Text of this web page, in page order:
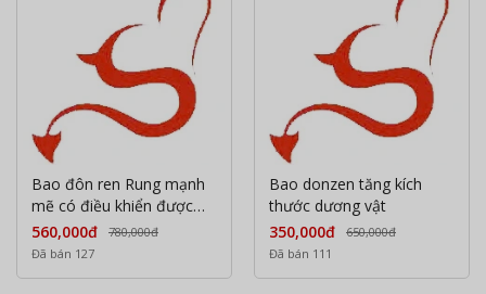
Bao đôn ren Rung mạnh
mẽ có điều khiển được
qua aap
560,000đ
780,000đ
Đã bán 127
Bao donzen tăng kích
thước dương vật
350,000đ
650,000đ
Đã bán 111